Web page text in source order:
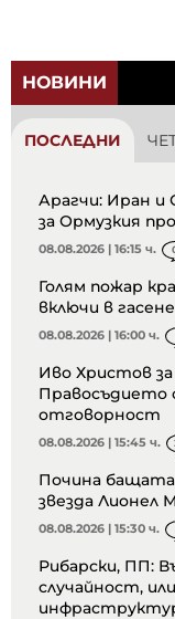
НОВИНИ
ПОСЛЕДНИ
Арагчи: Иран и
за Ормузкия
08.08.2026 | 16:15 ч.
Голям пожар
включи в
08.08.2026 | 16:00 ч.
Иво Христов
Правосъдието
отговорност
08.08.2026 | 15:45 ч.
Почина
звезда Лионел
08.08.2026 | 15:30 ч.
Рибарски, ПП:
случайност,